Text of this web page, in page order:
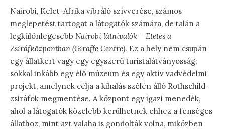
Nairobi, Kelet-Afrika vibráló szívverése, számos
meglepetést tartogat a látogatók számára, de talán a
legkülönlegesebb Nairobi látnivalók – Etetés a
Zsiráfközpontban (Giraffe Centre). Ez a hely nem csupán
egy állatkert vagy egy egyszerű turistalátványosság;
sokkal inkább egy élő múzeum és egy aktív vadvédelmi
projekt, amelynek célja a kihalás szélén álló Rothschild-
zsiráfok megmentése. A központ egy igazi menedék,
ahol a látogatók közelebb kerülhetnek ehhez a fenséges
állathoz, mint azt valaha is gondolták volna, miközben